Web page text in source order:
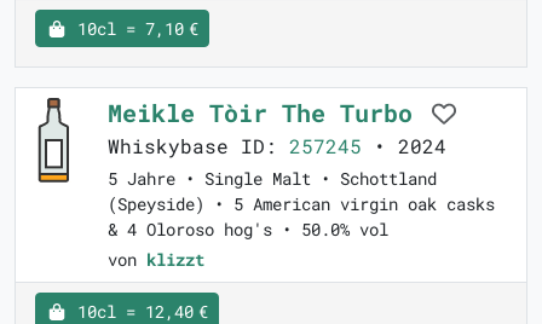
10cl = 7,10 €
Meikle Tòir The Turbo
Whiskybase ID: 257245 • 2024
5 Jahre • Single Malt • Schottland
(Speyside) • 5 American virgin oak casks
& 4 Oloroso hog's • 50.0% vol
von klizzt
10cl = 12,40 €